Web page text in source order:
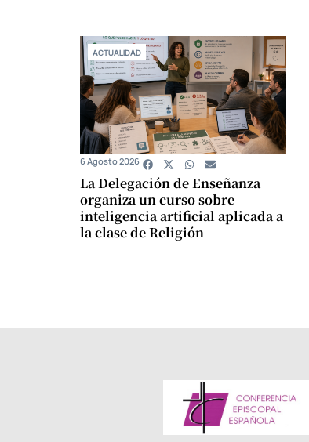
ACTUALIDAD
La Delegación de Enseñanza
organiza un curso sobre
inteligencia artificial aplicada a
la clase de Religión
6 Agosto 2026